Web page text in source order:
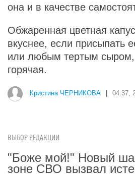
она и в качестве
Обжаренная цветная
вкуснее, если присыпать
или любым тертым
горячая.
Кристина ЧЕРНИКОВА 04:37,
ВЫБОР РЕДАКЦИИ
"Боже мой!" Новый
зоне СВО вызвал